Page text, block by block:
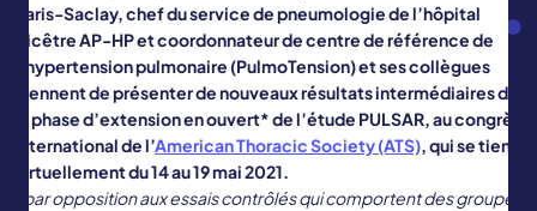
Paris-Saclay, chef du service de pneumologie de l’hôpital
Bicêtre AP-HP et coordonnateur de centre de référence de
l’hypertension pulmonaire (PulmoTension) et ses collègues
viennent de présenter de nouveaux résultats intermédiaires de
la phase d’extension en ouvert* de l’étude PULSAR, au congrès
international de l’American Thoracic Society(ATS), qui se tient
virtuellement du 14 au 19 mai 2021.
*par opposition aux essais contrôlés qui comportent des groupes